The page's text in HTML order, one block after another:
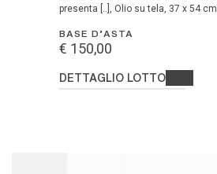
presenta [..], Olio su tela, 37 x 54 cm
BASE D'ASTA
€ 150,00
DETTAGLIO LOTTO